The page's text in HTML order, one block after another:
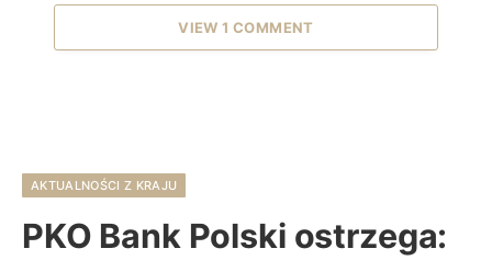
VIEW 1 COMMENT
AKTUALNOŚCI Z KRAJU
PKO Bank Polski ostrzega: